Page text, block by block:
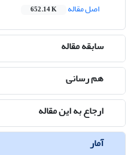
اصل مقاله
652.14 K
سابقه مقاله
هم رسانی
ارجاع به این مقاله
آمار